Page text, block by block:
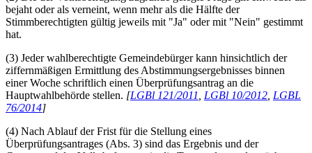
bejaht oder als verneint, wenn mehr als die Hälfte der
Stimmberechtigten gültig jeweils mit "Ja" oder mit "Nein" gestimmt
hat.
(3) Jeder wahlberechtigte Gemeindebürger kann hinsichtlich der
ziffernmäßigen Ermittlung des Abstimmungsergebnisses binnen
einer Woche schriftlich einen Überprüfungsantrag an die
Hauptwahlbehörde stellen. [LGBl 121/2011 LGBl 10/2012 LGBL
76/2014]
(4) Nach Ablauf der Frist für die Stellung eines
Überprüfungsantrages (Abs. 3) sind das Ergebnis und der